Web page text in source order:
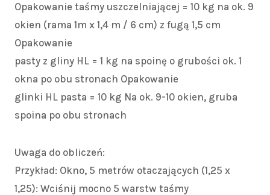
Opakowanie taśmy uszczelniającej = 10 kg na ok. 9
okien (rama 1m x 1,4 m / 6 cm) z fugą 1,5 cm
Opakowanie
pasty z gliny HL = 1 kg na spoinę o grubości ok. 1
okna po obu stronach Opakowanie
glinki HL pasta = 10 kg Na ok. 9-10 okien, gruba
spoina po obu stronach
Uwaga do obliczeń:
Przykład: Okno, 5 metrów otaczających (1,25 x
1,25): Wciśnij mocno 5 warstw taśmy